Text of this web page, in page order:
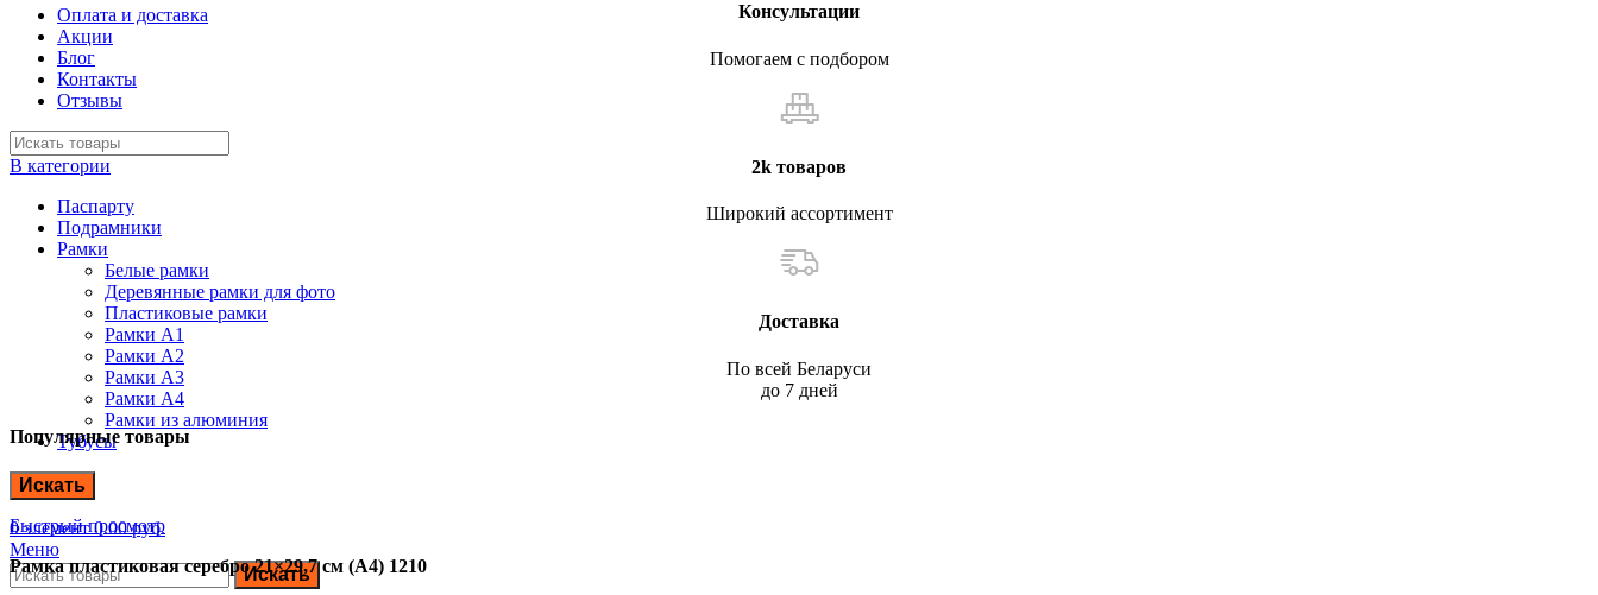
Оплата и доставка
Акции
Блог
Контакты
Отзывы
В категории
Паспарту
Подрамники
Рамки
Белые рамки
Деревянные рамки для фото
Пластиковые рамки
Рамки А1
Рамки А2
Рамки А3
Рамки А4
Рамки из алюминия
Тубусы
Искать
0элемент 0.00руб.
Меню
Искать
Консультации
Помогаем с подбором
2k товаров
Широкий ассортимент
Доставка
По всей Беларуси
до 7 дней
Популярные товары
Быстрый просмотр
Рамка пластиковая серебро 21×29,7 см (А4) 1210